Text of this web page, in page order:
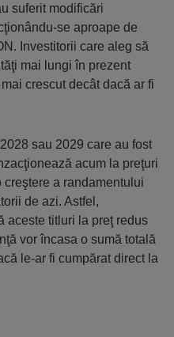
suferit modificări
se aproape de
Investitorii care aleg să
mai lungi în prezent
crescut decât dacă ar fi
sau 2029 care au fost
acum la preţuri
a randamentului
de azi. Astfel,
aceste titluri la preţ redus
vor încasa o sumă totală
le-ar fi cumpărat direct la